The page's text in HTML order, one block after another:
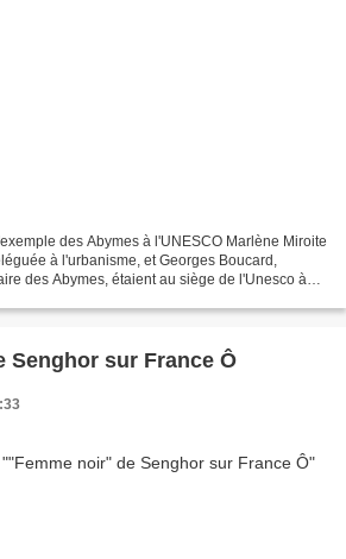
des Abymes à l'UNESCO Marlène Miroite
à l'urbanisme, et Georges Boucard,
des Abymes, étaient au siège de l'Unesco à
Senghor sur France Ô